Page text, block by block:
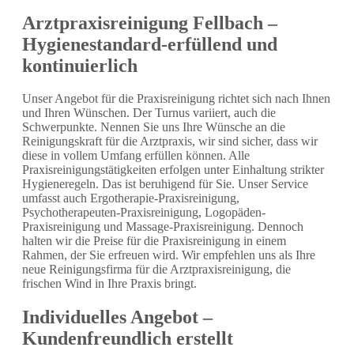
Arztpraxisreinigung Fellbach –
Hygienestandard-erfüllend und
kontinuierlich
Unser Angebot für die Praxisreinigung richtet sich nach Ihnen
und Ihren Wünschen. Der Turnus variiert, auch die
Schwerpunkte. Nennen Sie uns Ihre Wünsche an die
Reinigungskraft für die Arztpraxis, wir sind sicher, dass wir
diese in vollem Umfang erfüllen können. Alle
Praxisreinigungstätigkeiten erfolgen unter Einhaltung strikter
Hygieneregeln. Das ist beruhigend für Sie. Unser Service
umfasst auch Ergotherapie-Praxisreinigung,
Psychotherapeuten-Praxisreinigung, Logopäden-
Praxisreinigung und Massage-Praxisreinigung. Dennoch
halten wir die Preise für die Praxisreinigung in einem
Rahmen, der Sie erfreuen wird. Wir empfehlen uns als Ihre
neue Reinigungsfirma für die Arztpraxisreinigung, die
frischen Wind in Ihre Praxis bringt.
Individuelles Angebot –
Kundenfreundlich erstellt